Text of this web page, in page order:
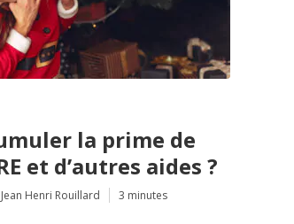
la prime de
et d’autres aides ?
Jean Henri Rouillard 3 minutes